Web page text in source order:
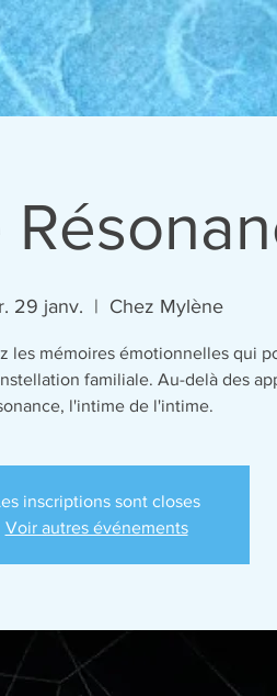
29 janv.
  |
Chez Mylène
les mémoires émotionnelles qui
familiale. Au-delà des
l'intime de l'intime.
inscriptions sont closes
Voir autres événements